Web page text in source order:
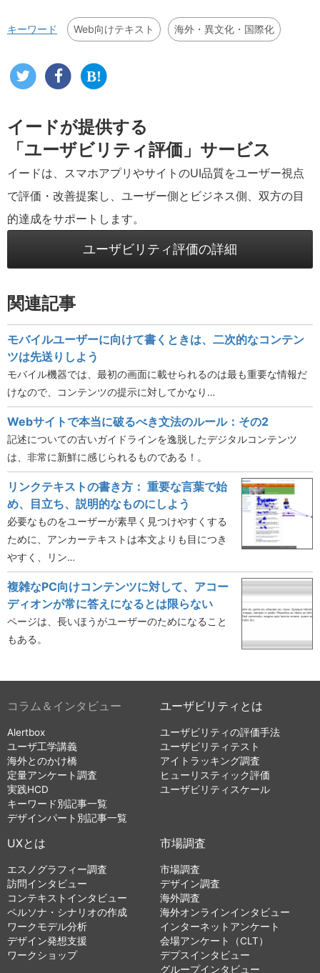
キーワード Web向けテキスト 海外・異文化・国際化
イードが提供する
「ユーザビリティ評価」サービス
イードは、スマホアプリやサイトのUI品質をユーザー視点
で評価・改善提案し、ユーザー側とビジネス側、双方の目
的達成をサポートします。
ユーザビリティ評価の詳細
関連記事
モバイルユーザーに向けて書くときは、二次的なコンテン
ツは先送りしよう
モバイル機器では、最初の画面に載せられるのは最も重要な情報だ
けなので、コンテンツの提示に対してかなり…
Webサイトで本当に破るべき文法のルール：その2
記述についての古いガイドラインを逸脱したデジタルコンテンツ
は、非常に新鮮に感じられるものである！。
リンクテキストの書き方： 重要な言葉で始
め、目立ち、説明的なものにしよう
必要なものをユーザーが素早く見つけやすくする
ために、アンカーテキストは本文よりも目につき
やすく、リン…
複雑なPC向けコンテンツに対して、アコー
ディオンが常に答えになるとは限らない
ページは、長いほうがユーザーのためになること
もある。
コラム＆インタビュー
Alertbox
ユーザ工学講義
海外とのかけ橋
定量アンケート調査
実践HCD
キーワード別記事一覧
デザインパート別記事一覧
ユーザビリティとは
ユーザビリティの評価手法
ユーザビリティテスト
アイトラッキング調査
ヒューリスティック評価
ユーザビリティスケール
UXとは
エスノグラフィー調査
訪問インタビュー
コンテキストインタビュー
ペルソナ・シナリオの作成
ワークモデル分析
デザイン発想支援
ワークショップ
市場調査
市場調査
デザイン調査
海外調査
海外オンラインインタビュー
インターネットアンケート
会場アンケート（CLT）
デプスインタビュー
グループインタビュー